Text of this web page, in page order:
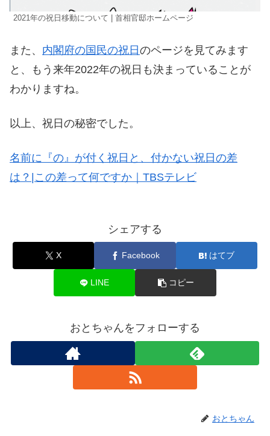
2021年の祝日移動について | 首相官邸ホームページ
また、 内閣府の国民の祝日のページを見てみます
と、もう来年2022年の祝日も決まっていることが
わかりますね。
以上、祝日の秘密でした。
名前に『の』が付く祝日と、付かない祝日の差
は？|この差って何ですか｜TBSテレビ
シェアする
X Facebook はてブ
LINE コピー
おとちゃんをフォローする
おとちゃん